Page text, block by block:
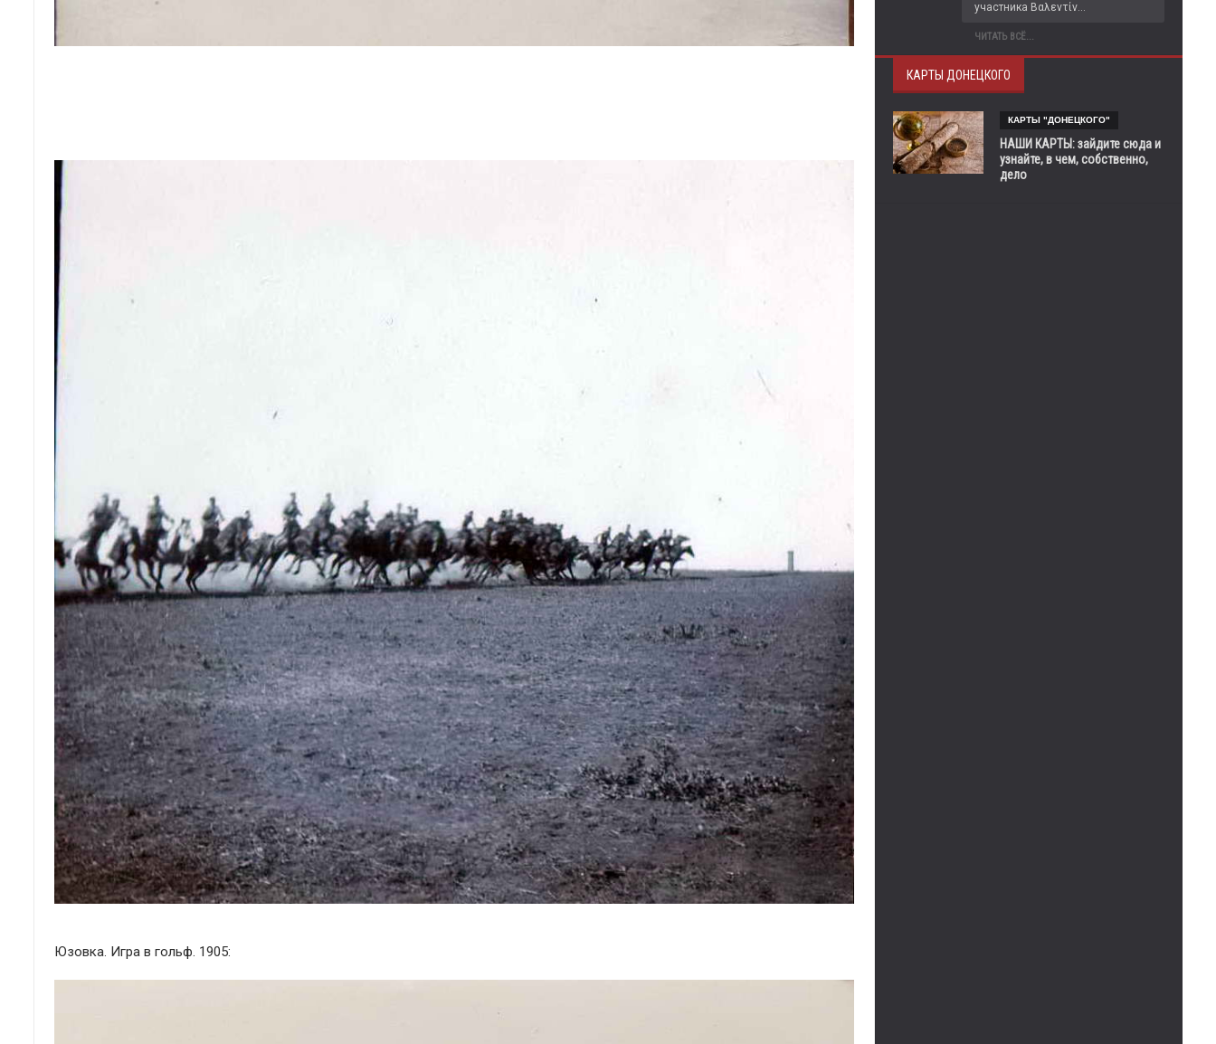
Юзовка. Игра в гольф. 1905:
участника Βαλεντίν...
ЧИТАТЬ ВСЁ...
КАРТЫ ДОНЕЦКОГО
КАРТЫ "ДОНЕЦКОГО"
НАШИ КАРТЫ: зайдите сюда и
узнайте, в чем, собственно,
дело